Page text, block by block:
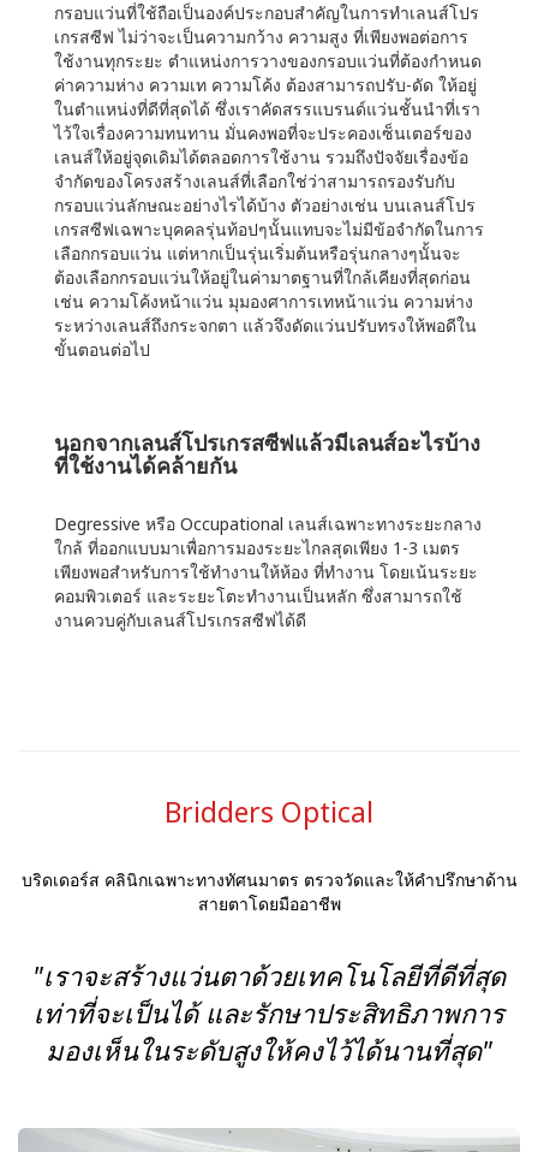
กรอบแว่นที่ใช้ถือเป็นองค์ประกอบสำคัญในการทำเลนส์โปร
เกรสซีฟ ไม่ว่าจะเป็นความกว้าง ความสูง ที่เพียงพอต่อการ
ใช้งานทุกระยะ ตำแหน่งการวางของกรอบแว่นที่ต้องกำหนด
ค่าความห่าง ความเท ความโค้ง ต้องสามารถปรับ-ดัด ให้อยู่
ในตำแหน่งที่ดีที่สุดได้ ซึ่งเราคัดสรรแบรนด์แว่นชั้นนำที่เรา
ไว้ใจเรื่องความทนทาน มั่นคงพอที่จะประคองเซ็นเตอร์ของ
เลนส์ให้อยู่จุดเดิมได้ตลอดการใช้งาน รวมถึงปัจจัยเรื่องข้อ
จำกัดของโครงสร้างเลนส์ที่เลือกใช่ว่าสามารถรองรับกับ
กรอบแว่นลักษณะอย่างไรได้บ้าง ตัวอย่างเช่น บนเลนส์โปร
เกรสซีฟเฉพาะบุคคลรุ่นท้อปๆนั้นแทบจะไม่มีข้อจำกัดในการ
เลือกกรอบแว่น แต่หากเป็นรุ่นเริ่มต้นหรือรุ่นกลางๆนั้นจะ
ต้องเลือกกรอบแว่นให้อยู่ในค่ามาตฐานที่ใกล้เคียงที่สุดก่อน
เช่น ความโค้งหน้าแว่น มุมองศาการเทหน้าแว่น ความห่าง
ระหว่างเลนส์ถึงกระจกตา แล้วจึงดัดแว่นปรับทรงให้พอดีใน
ขั้นตอนต่อไป
นอกจากเลนส์โปรเกรสซีฟแล้วมีเลนส์อะไรบ้าง
ที่ใช้งานได้คล้ายกัน
Degressive หรือ Occupational เลนส์เฉพาะทางระยะกลาง
ใกล้ ที่ออกแบบมาเพื่อการมองระยะไกลสุดเพียง 1-3 เมตร
เพียงพอสำหรับการใช้ทำงานให้ห้อง ที่ทำงาน โดยเน้นระยะ
คอมพิวเตอร์ และระยะโตะทำงานเป็นหลัก ซึ่งสามารถใช้
งานควบคู่กับเลนส์โปรเกรสซีฟได้ดี
Bridders Optical
บริดเดอร์ส คลินิกเฉพาะทางทัศนมาตร ตรวจวัดและให้คำปรึกษาด้าน
สายตาโดยมืออาชีพ
"เราจะสร้างแว่นตาด้วยเทคโนโลยีที่ดีที่สุด
เท่าที่จะเป็นได้ และรักษาประสิทธิภาพการ
มองเห็นในระดับสูงให้คงไว้ได้นานที่สุด"